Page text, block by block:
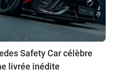
Safety Car célèbre
livrée inédite